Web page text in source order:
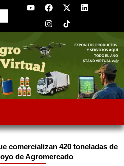
Y
o
b
e
F
a
c
e
o
o
k
X
-
t
w
t
L
i
d
n
I
n
s
t
g
r
a
comercializan 420 toneladas de
de Agromercado